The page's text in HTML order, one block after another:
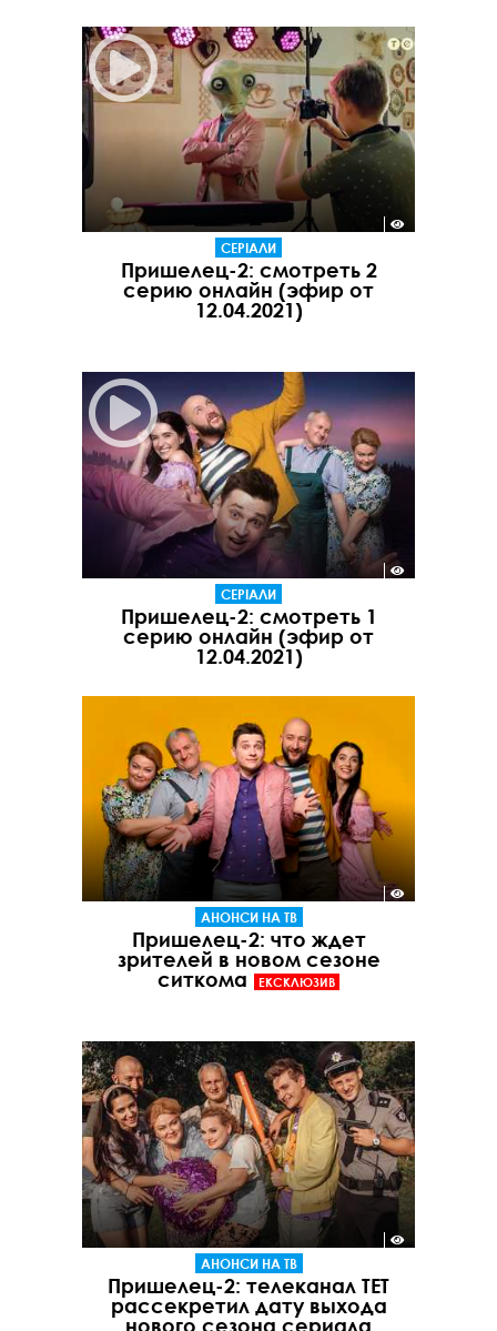
СЕРІАЛИ
Пришелец-2: смотреть 2
серию онлайн (эфир от
12.04.2021)
СЕРІАЛИ
Пришелец-2: смотреть 1
серию онлайн (эфир от
12.04.2021)
АНОНСИ НА ТВ
Пришелец-2: что ждет
зрителей в новом сезоне
ситкома
ЕКСКЛЮЗИВ
АНОНСИ НА ТВ
Пришелец-2: телеканал ТЕТ
рассекретил дату выхода
нового сезона сериала